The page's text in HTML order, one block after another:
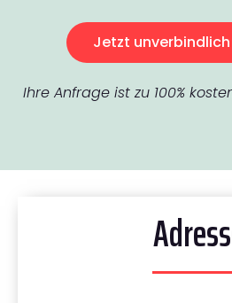
Jetzt
Ihre Anfrage ist zu 100%